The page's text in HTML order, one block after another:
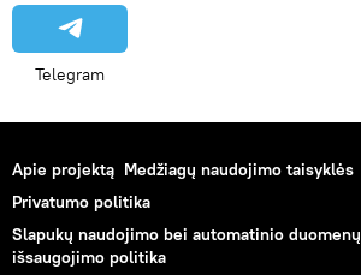
Telegram
Apie projektą Medžiagų naudojimo taisyklės
Privatumo politika
Slapukų naudojimo bei automatinio duomenų
išsaugojimo politika